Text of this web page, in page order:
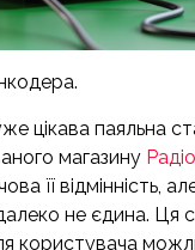
цікава паяльна
магазину
її відмінність,
не єдина. Ця
користувача